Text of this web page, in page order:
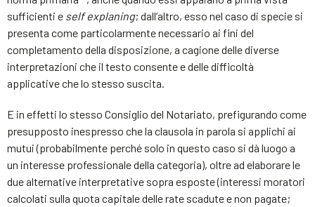
sufficienti e self explaning; dall’altro, esso nel caso di specie si
presenta come particolarmente necessario ai fini del
completamento della disposizione, a cagione delle diverse
interpretazioni che il testo consente e delle difficoltà
applicative che lo stesso suscita.
E in effetti lo stesso Consiglio del Notariato, prefigurando come
presupposto inespresso che la clausola in parola si applichi ai
mutui (probabilmente perché solo in questo caso si dà luogo a
un interesse professionale della categoria), oltre ad elaborare le
due alternative interpretative sopra esposte (interessi moratori
calcolati sulla quota capitale delle rate scadute e non pagate;